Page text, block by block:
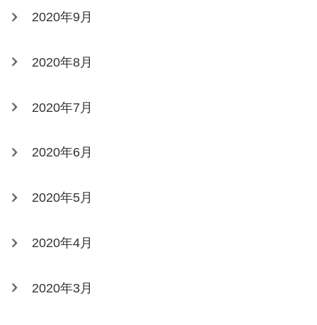
2020年9月
2020年8月
2020年7月
2020年6月
2020年5月
2020年4月
2020年3月